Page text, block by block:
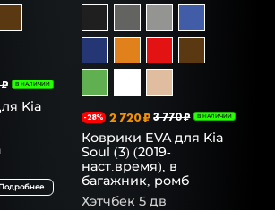
В НАЛИЧИИ
Kia
Подробнее
-28% 2 720 ₽ 3 770 ₽ В НАЛИЧИИ
Коврики EVA для Kia
Soul (3) (2019-
наст.время), в
багажник, ромб
Хэтчбек 5 дв